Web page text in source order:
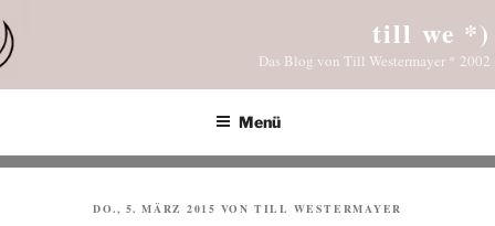
Inhalt
springen
till we *)
Das Blog von Till Westermayer * 2002
Menü
VERÖFFENTLICHT
DO., 5. MÄRZ 2015 VON TILL WESTERMAYER